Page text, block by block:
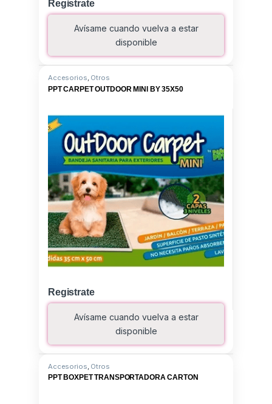
Registrate
Avísame cuando vuelva a estar
disponible
Accesorios, Otros
PPT CARPET OUTDOOR MINI BY 35X50
Registrate
Avísame cuando vuelva a estar
disponible
Accesorios Otros
PPT BOXPET TRANSPORTADORA CARTON